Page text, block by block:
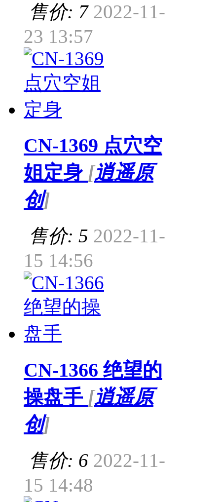
售价: 7 2022-11-
23 13:57
CN-1369 点穴空
姐定身 [逍遥原
创]
售价: 5 2022-11-
15 14:56
CN-1366 绝望的
操盘手 [逍遥原
创]
售价: 6 2022-11-
15 14:48